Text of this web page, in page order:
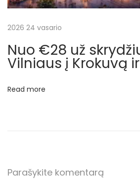
t
ž
r
y
ž
o
2026 24 vasario
Nuo €28 už
Vilniaus į Krokuvą
Read more
Parašykite komentarą